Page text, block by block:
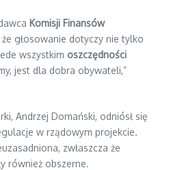
Komisji Finansów
że głosowanie dotyczy nie tylko
wszystkim oszczędności
jest dla dobra obywateli,”
Andrzej Domański, odniósł się
w rządowym projekcie.
zwłaszcza że
również obszerne.